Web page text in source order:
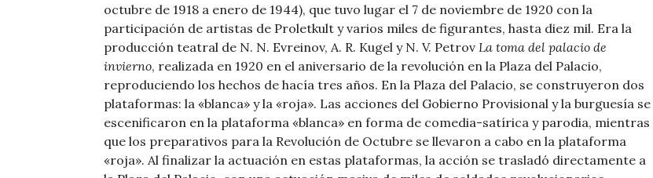
octubre de 1918 a enero de 1944), que tuvo lugar el 7 de noviembre de 1920 con la
participación de artistas de Proletkult y varios miles de figurantes, hasta diez mil. Era la
producción teatral de N. N. Evreinov, A. R. Kugel y N. V. Petrov La toma del palacio de
invierno, realizada en 1920 en el aniversario de la revolución en la Plaza del Palacio,
reproduciendo los hechos de hacía tres años. En la Plaza del Palacio, se construyeron dos
plataformas: la «blanca» y la «roja». Las acciones del Gobierno Provisional y la burguesía se
escenificaron en la plataforma «blanca» en forma de comedia-satírica y parodia, mientras
que los preparativos para la Revolución de Octubre se llevaron a cabo en la plataforma
«roja». Al finalizar la actuación en estas plataformas, la acción se trasladó directamente a